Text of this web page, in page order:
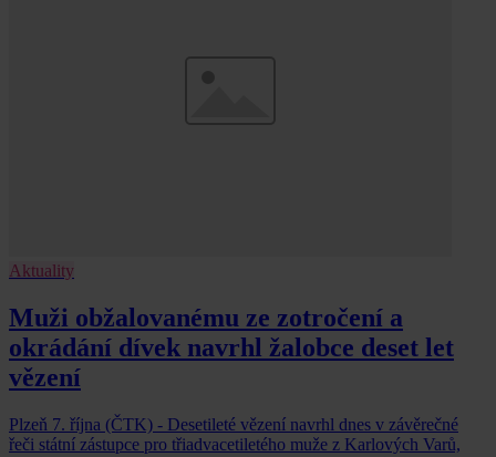
Aktuality
Muži obžalovanému ze zotročení a
okrádání dívek navrhl žalobce deset let
vězení
Plzeň 7. října (ČTK) - Desetileté vězení navrhl dnes v závěrečné
řeči státní zástupce pro třiadvacetiletého muže z Karlových Varů,